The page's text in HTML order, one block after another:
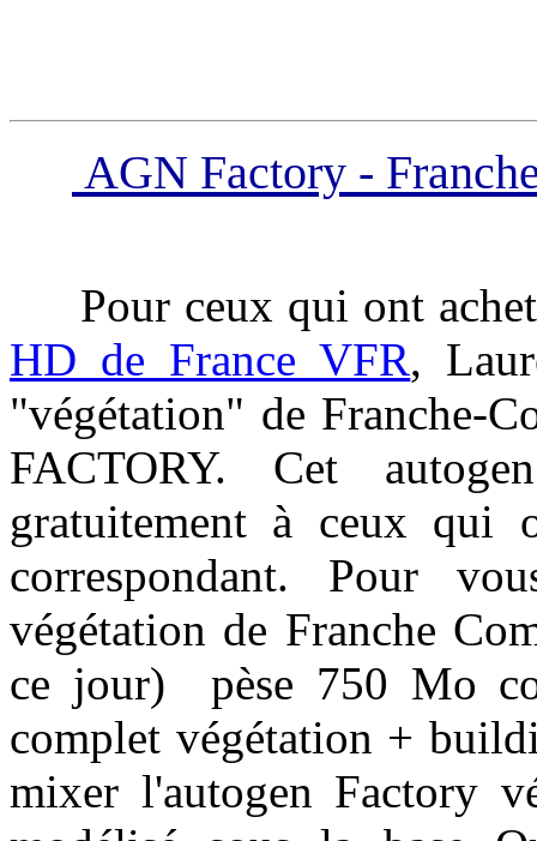
AGN Factory -
Pour ceux qui ont
HD de France VFR,
"végétation" de Franche-
FACTORY. Cet
gratuitement à ceux qui
correspondant. Pour
végétation de Franche
ce jour) pèse 750 Mo
complet végétation +
mixer l'autogen Factory